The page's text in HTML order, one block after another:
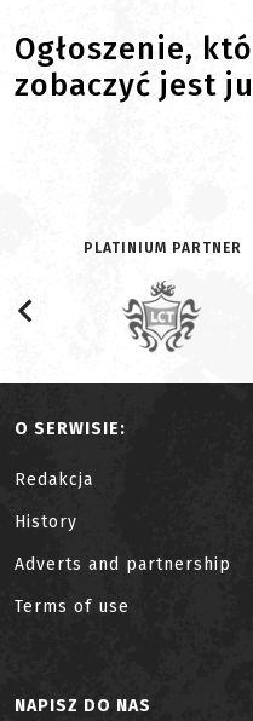
Ogłoszenie,
zobaczyć jest
PLATINIUM PARTNER
O SERWISIE:
Redakcja
History
Adverts and partnership
Terms of use
NAPISZ DO NAS